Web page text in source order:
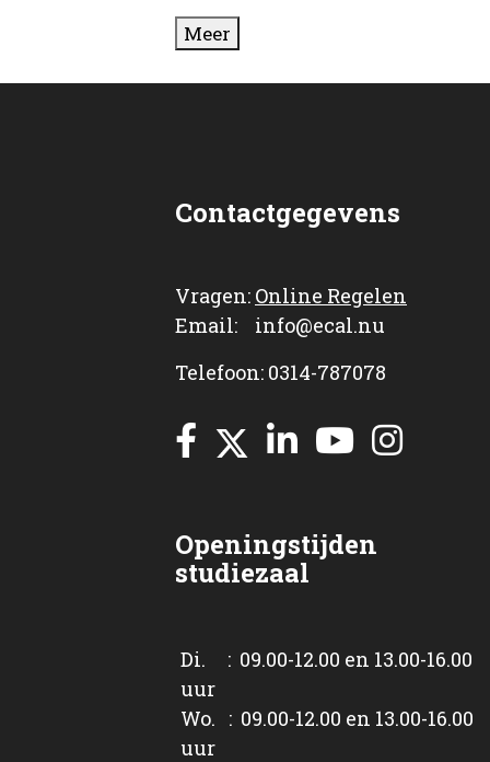
Meer
Contactgegevens
Vragen: Online Regelen
Email: info@ecal.nu
Telefoon: 0314-787078
Openingstijden
studiezaal
Di. : 09.00-12.00 en 13.00-16.00
uur
Wo. : 09.00-12.00 en 13.00-16.00
uur